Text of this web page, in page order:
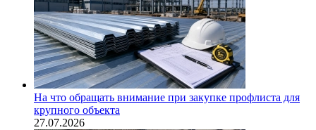
На что обращать внимание при закупке профлиста для
крупного объекта
27.07.2026